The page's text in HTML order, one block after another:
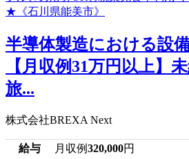
半導体製造における設
【月収例31万円以上】
旅...
株式会社BREXA Next
給与 月収例320,000円